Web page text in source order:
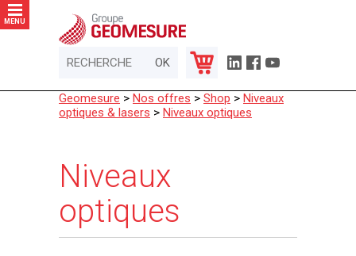
MENU
Geomesure > Nos offres > Shop > Niveaux
optiques & lasers > Niveaux optiques
Niveaux
optiques
Panneau de gestion des cookies